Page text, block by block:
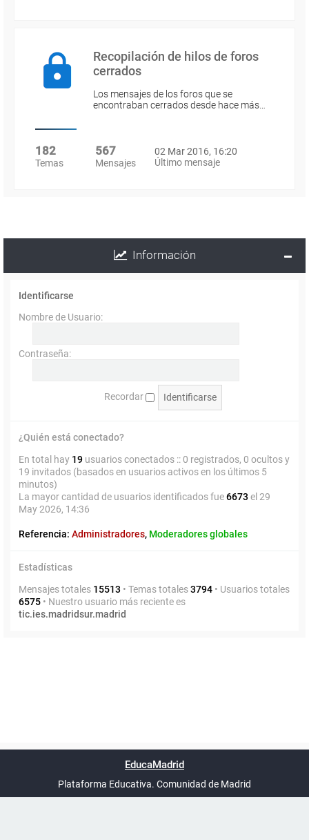
Recopilación de hilos de foros
cerrados
Los mensajes de los foros que se
encontraban cerrados desde hace más…
182
Temas
567
Mensajes
02 Mar 2016, 16:20
Último mensaje
Información
Identificarse
Nombre de Usuario:
Contraseña:
Recordar
¿Quién está conectado?
En total hay 19 usuarios conectados :: 0 registrados, 0 ocultos y
19 invitados (basados en usuarios activos en los últimos 5
minutos)
La mayor cantidad de usuarios identificados fue6673 el 29
May 2026, 14:36
Referencia: Administradores, Moderadores globales
Estadísticas
Mensajes totales 15513 • Temas totales3794 • Usuarios totales
6575 • Nuestro usuario más reciente es
tic.ies.madridsur.madrid
UTC+02:00
phpBB España
EducaMadrid
Plataforma Educativa. Comunidad de Madrid